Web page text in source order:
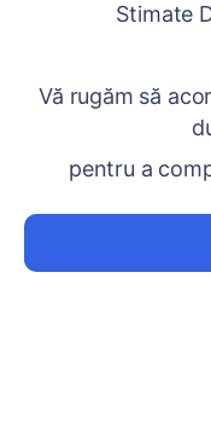
Stimate
Vă rugăm să
pentru a